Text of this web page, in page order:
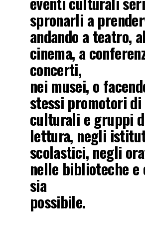
spronarli a
andando a teatro, al
cinema, a
concerti,
nei musei, o
stessi promotori
culturali e gruppi
lettura, negli
scolastici, negli
nelle biblioteche e
sia
possibile.